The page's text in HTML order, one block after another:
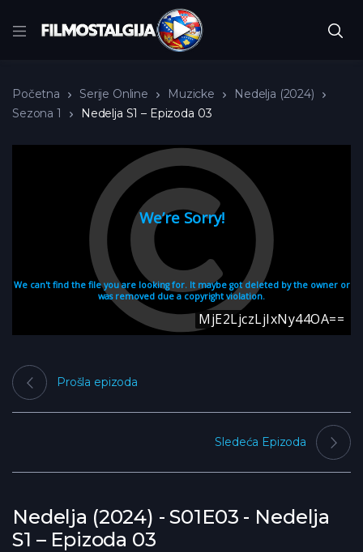
Početna Serije Online Muzicke
Nedelja (2024)
Sezona 1
Nedelja S1 – Epizoda 03
Nedelja (2024) - S01E03 - Nedelja
S1 – Epizoda 03
Prošla epizoda
Sledeća Epizoda